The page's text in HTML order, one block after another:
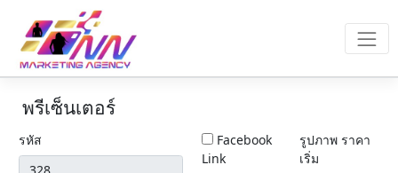
พรีเซ็นเตอร์
รหัส
Facebook
Link
รูปภาพ ราคา
เริ่ม